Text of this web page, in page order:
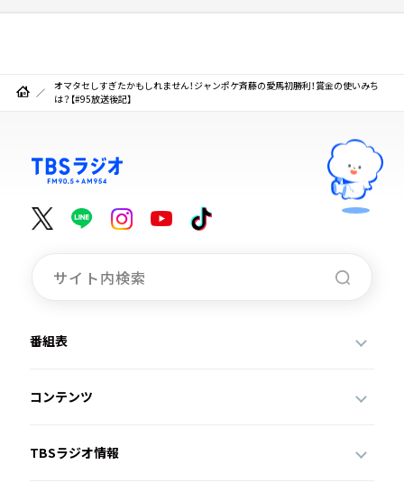
オマタセしすぎたかもしれません！ジャンポケ斉藤の愛馬初勝利！賞金の使いみち
は？【#95放送後記】
番組表
コンテンツ
TBSラジオ情報